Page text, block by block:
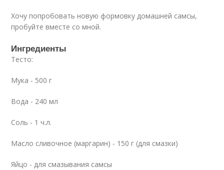
Хочу попробовать новую формовку домашней самсы,
пробуйте вместе со мной.
Ингредиенты
Тесто:
Мука - 500 г
Вода - 240 мл
Соль - 1 ч.л.
Масло сливочное (маргарин) - 150 г (для смазки)
Яйцо - для смазывания самсы